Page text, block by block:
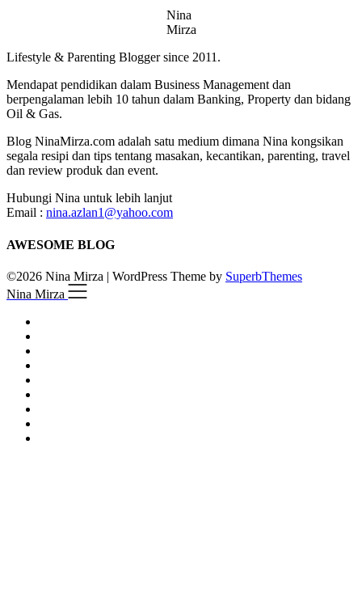
Nina
Mirza
Lifestyle & Parenting Blogger since 2011.
Mendapat pendidikan dalam Business Management dan
berpengalaman lebih 10 tahun dalam Banking, Property dan bidang
Oil & Gas.
Blog NinaMirza.com adalah satu medium dimana Nina kongsikan
segala resipi dan tips tentang masakan, kecantikan, parenting, travel
dan review produk dan event.
Hubungi Nina untuk lebih lanjut
Email : nina.azlan1@yahoo.com
AWESOME BLOG
©2026 Nina Mirza | WordPress Theme by SuperbThemes
Nina Mirza